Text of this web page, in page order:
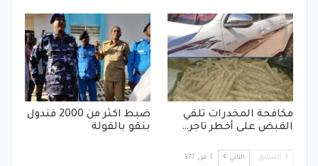
مكافحة المخدرات تلقي
القبض على أخطر تاجر…
ضبط اكثر من 2000 قندول
بنقو بالفولة
السابق التالي 1 من 377